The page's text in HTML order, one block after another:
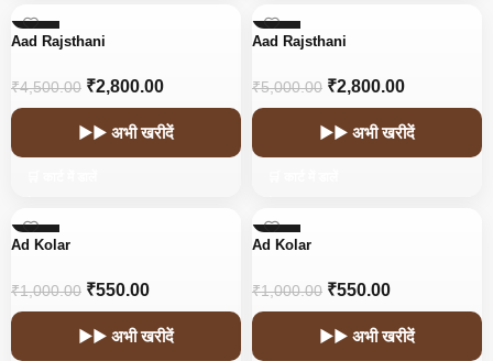
-38%
Aad Rajsthani
₹4,500.00 ₹2,800.00
▶▶ अभी खरीदें
-44%
Aad Rajsthani
₹5,000.00 ₹2,800.00
▶▶ अभी खरीदें
-45%
Ad Kolar
₹1,000.00 ₹550.00
▶▶ अभी खरीदें
-45%
Ad Kolar
₹1,000.00 ₹550.00
▶▶ अभी खरीदें